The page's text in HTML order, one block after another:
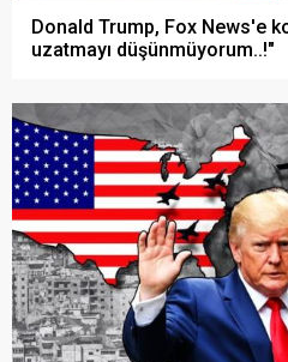
Donald Trump, Fox News'e
uzatmayı düşünmüyorum..!"